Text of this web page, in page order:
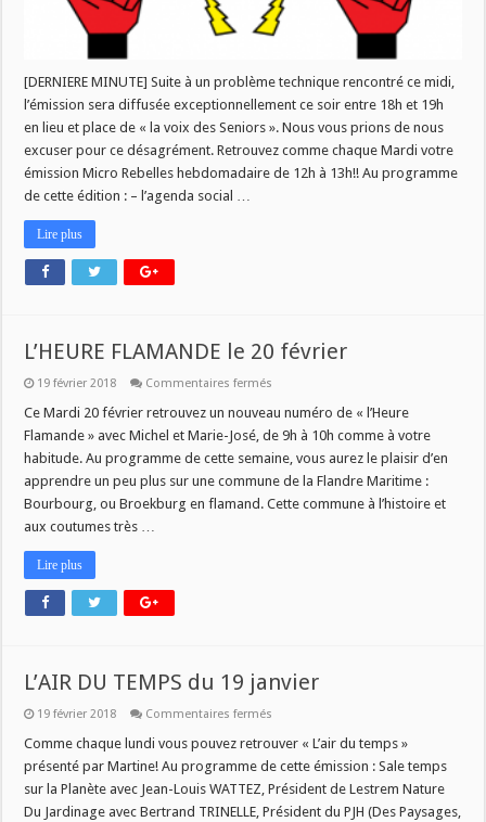
[DERNIERE MINUTE] Suite à un problème technique rencontré ce midi,
l’émission sera diffusée exceptionnellement ce soir entre 18h et 19h
en lieu et place de « la voix des Seniors ». Nous vous prions de nous
excuser pour ce désagrément. Retrouvez comme chaque Mardi votre
émission Micro Rebelles hebdomadaire de 12h à 13h!! Au programme
de cette édition : – l’agenda social …
Lire plus
L’HEURE FLAMANDE le 20 février
19 février 2018 Commentaires fermés
FLAMANDE
20
février
Ce Mardi 20 février retrouvez un nouveau numéro de « l’Heure
Flamande » avec Michel et Marie-José, de 9h à 10h comme à votre
habitude. Au programme de cette semaine, vous aurez le plaisir d’en
apprendre un peu plus sur une commune de la Flandre Maritime :
Bourbourg, ou Broekburg en flamand. Cette commune à l’histoire et
aux coutumes très …
Lire plus
L’AIR DU TEMPS du 19 janvier
19 février 2018 Commentaires fermés
DU
du
19
janvier
Comme chaque lundi vous pouvez retrouver « L’air du temps »
présenté par Martine! Au programme de cette émission : Sale temps
sur la Planète avec Jean-Louis WATTEZ, Président de Lestrem Nature
Du Jardinage avec Bertrand TRINELLE, Président du PJH (Des Paysages,